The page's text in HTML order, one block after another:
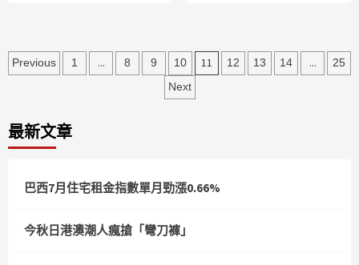
文
分
頁
Previous 1 ... 8 9 10 11 12 13 14 ...
25
Next
最新文章
巴西7月住宅租金指數單月勁漲0.66%
今秋日港澳潮人瘋搶「彎刀褲」